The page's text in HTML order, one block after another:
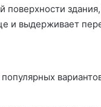
поверхности
и выдерживает